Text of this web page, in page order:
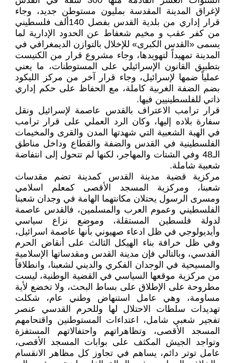
لإغراق المدينة المقدسة بمليون مستوطن جديد، وجاء
قرار إداري من بلدية القدس بفصل 140ألف فلسطيني
من كفر عقب و مخيم شعفاط عن الحدود الإدارية لما
يسمى «القدس الكبرى» للإخلال بالتوازن الديمغرافي في
المدينة تمهيداً لتهويدها، وجاء مشروع قرار من الكنيست
بتطبيق القانون الإسرائيلي على المستوطنات، ما يعني
عملياً ضمها لإسرائيل، وجاء قرار آخر من مركز الليكود
بضم الضفة الغربية كاملة، مع الحفاظ على حكم إداري
ذاتي للفلسطينيين فيها.
قرار ترامب الاعتراف بالقدس عاصمة لإسرائيل ونقل
سفارة بلاده إليها، وكان الرد العملي على قرار ترامب
في الهبة الشعبية التي شهدتها المدن والقرى والمخيمات
الفلسطينية في القدس والضفة والقطاع وداخل مناطق
الـ48 وفي الشتات والمهاجر، لكنها لم تتحول إلى انتفاضة
شعبية شاملة.
مركزية قضية مدينة القدس كمدينة تضم مقدسات
شعبنا، ومركزية المسجد الأقصى كمعلم اسلامي
ومسرى الرسول يحتلان مكانتهما الهامة في وجدان شعبنا
الفلسطيني وعموم العرب والمسلمين، فالقدس عاصمة
لدولة فلسطين المستقلة، وموضع نزاع سياسي
وأيديولوجي في ظل ادعاء صهيوني بأنها عاصمة اسرائيل،
وفي ظل خرافة بناء الهيكل الثالث على أنقاض الحرم
القدسي، وبالتالي فإن مدينة القدس ومقدساتها الإسلامية
والمسيحية في الوجدان الفكري والديني لشعبنا، وانطلاقاً
من مركزية موقعها السياسي في القضية الوطنية، ليست
مطروحة على الإطلاق على بساط البحث، ولا تخضع لأية
مساومة، وهي عامل استنهاض وطني عام، شكلت
تهديدات سلطات الاحتلال لها وللحرم القدسي عنصر
تفجير شعبي شامل، اعتداءات المستوطنين واقتحامهم
المسجد الأقصى، وتظاهراتهم واحتفالاتهم المستفزة
وتواجد الجيش المكثف على بوابات المسجد الأقصى،
عامل توتر دائم، يساهم في تجاوز كل مظاهر الانقسام